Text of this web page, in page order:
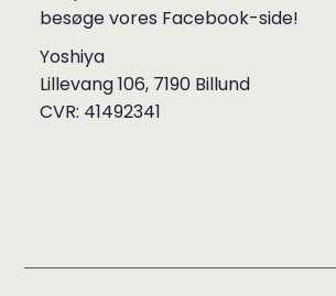
besøge vores Facebook-side!
Yoshiya
Lillevang 106, 7190 Billund
CVR: 41492341